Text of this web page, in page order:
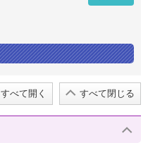
すべて開く すべて閉じる